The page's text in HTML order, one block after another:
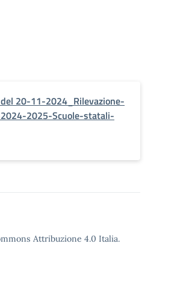
20-11-2024_Rilevazione-
2025-Scuole-statali-
Attribuzione 4.0 Italia.